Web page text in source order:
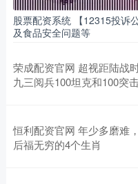
股票配资系统 【12315投诉
及食品安全问题等
荣成配资官网 超视距陆
九三阅兵100坦克和100突
恒利配资官网 年少多磨难
后福无穷的4个生肖